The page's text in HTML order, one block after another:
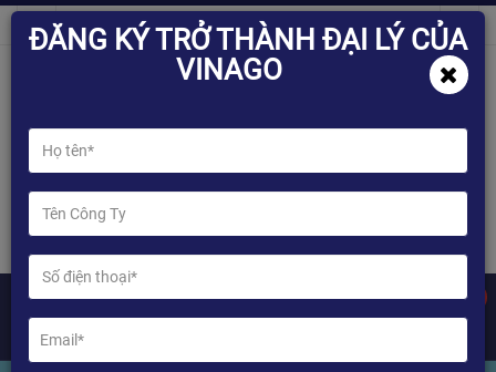
ĐĂNG KÝ TRỞ THÀNH ĐẠI LÝ CỦA
VINAGO